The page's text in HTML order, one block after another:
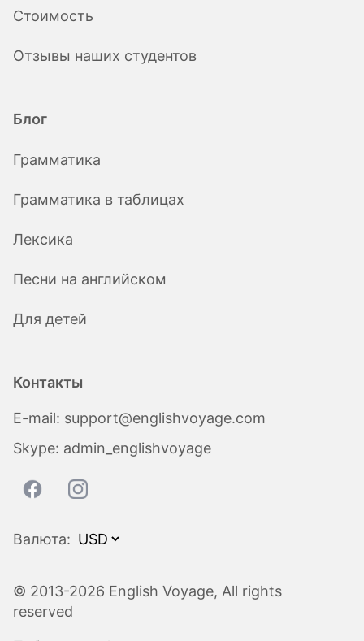
Стоимость
Отзывы наших студентов
Блог
Грамматика
Грамматика в таблицах
Лексика
Песни на английском
Для детей
Контакты
E-mail: support@englishvoyage.com
Skype: admin_englishvoyage
Валюта:
© 2013-2026 English Voyage, All rights
reserved